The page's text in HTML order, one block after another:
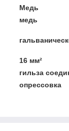
Медь
медь
16 мм²
гильза
опрессовка